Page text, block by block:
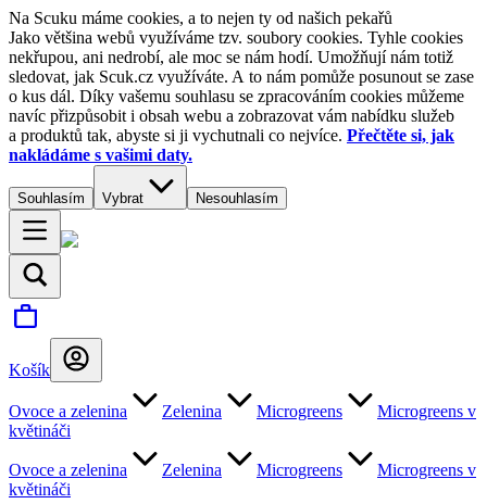
Na Scuku máme cookies, a to nejen ty od našich pekařů
Jako většina webů využíváme tzv. soubory cookies. Tyhle cookies
nekřupou, ani nedrobí, ale moc se nám hodí. Umožňují nám totiž
sledovat, jak Scuk.cz využíváte. A to nám pomůže posunout se zase
o kus dál. Díky vašemu souhlasu se zpracováním cookies můžeme
navíc přizpůsobit i obsah webu a zobrazovat vám nabídku služeb
a produktů tak, abyste si ji vychutnali co nejvíce. Přečtěte si, jak
nakládáme s vašimi daty.
Souhlasím Vybrat Nesouhlasím
Košík
Ovoce a zelenina Zelenina Microgreens
Microgreens v
květináči
Ovoce a zelenina Zelenina Microgreens
Microgreens v
květináči